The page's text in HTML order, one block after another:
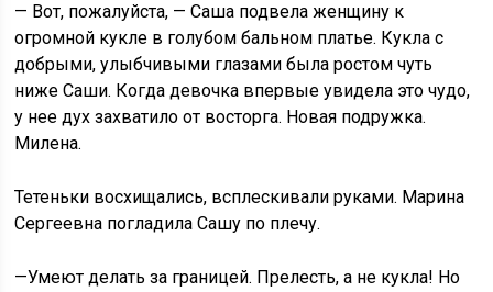
— Вот, пожалуйста, — Саша подвела женщину к
огромной кукле в голубом бальном платье. Кукла с
добрыми, улыбчивыми глазами была ростом чуть
ниже Саши. Когда девочка впервые увидела это чудо,
у нее дух захватило от восторга. Новая подружка.
Милена.
Тетеньки восхищались, всплескивали руками. Марина
Сергеевна погладила Сашу по плечу.
—Умеют делать за границей. Прелесть, а не кукла! Но